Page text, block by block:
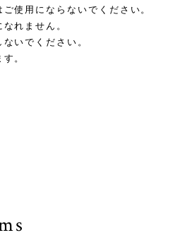
使用にならないでください。
れません。
いでください。
。